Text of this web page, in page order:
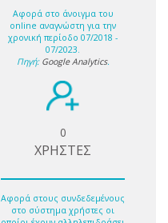
Αφορά στο άνοιγμα του
online αναγνώστη για την
χρονική περίοδο 07/2018 -
07/2023.
Πηγή: Google Analytics.
0
ΧΡΗΣΤΕΣ
Αφορά στους συνδεδεμένους
στο σύστημα χρήστες οι